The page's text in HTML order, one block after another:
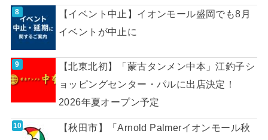
【イベント中止】イオンモール盛岡でも8月
イベントが中止に
【北東北初】「蒙古タンメン中本」江釣子シ
ョッピングセンター・パルに出店決定！
2026年夏オープン予定
【秋田市】「Arnold Palmerイオンモール秋